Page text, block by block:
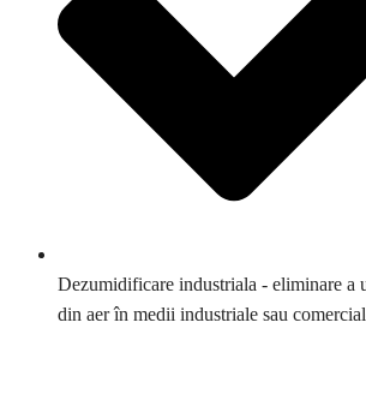
Dezumidificare industriala - eliminare a
din aer în medii industriale sau